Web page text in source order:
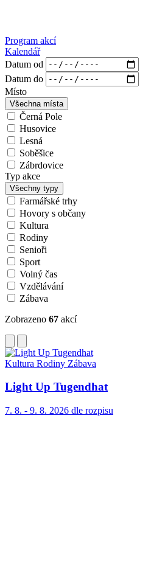
Program akcí
Kalendář
Datum od
Datum do
Místo
Všechna místa
Černá Pole
Husovice
Lesná
Soběšice
Zábrdovice
Typ akce
Všechny typy
Farmářské trhy
Hovory s občany
Kultura
Rodiny
Senioři
Sport
Volný čas
Vzdělávání
Zábava
Zobrazeno 67 akcí
Kultura Rodiny Zábava
Light Up Tugendhat
7. 8. - 9. 8. 2026 dle rozpisu